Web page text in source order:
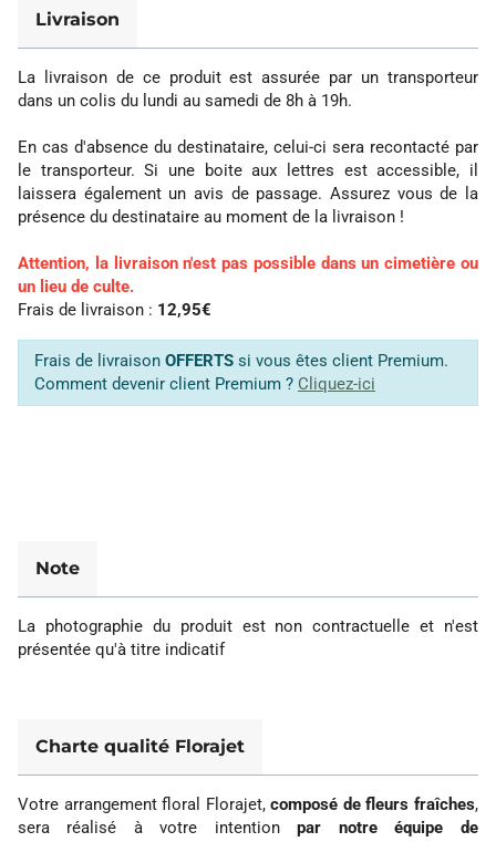
Livraison
La livraison de ce produit est assurée par un transporteur
dans un colis du lundi au samedi de 8h à 19h.
En cas d'absence du destinataire, celui-ci sera recontacté par
le transporteur. Si une boite aux lettres est accessible, il
laissera également un avis de passage. Assurez vous de la
présence du destinataire au moment de la livraison !
Attention, la livraison n'est pas possible dans un cimetière ou
un lieu de culte.
Frais de livraison : 12,95€
Frais de livraison OFFERTS si vous êtes client Premium.
Comment devenir client Premium ? Cliquez-ici
Note
La photographie du produit est non contractuelle et n'est
présentée qu'à titre indicatif
Charte qualité Florajet
Votre arrangement floral Florajet, composé de fleurs fraîches,
sera réalisé à votre intention par notre équipe de